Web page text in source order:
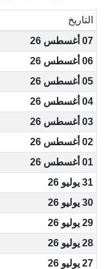
التاريخ
07 أغسطس 26
06 أغسطس 26
05 أغسطس 26
04 أغسطس 26
03 أغسطس 26
02 أغسطس 26
01 أغسطس 26
31 يوليو 26
30 يوليو 26
29 يوليو 26
28 يوليو 26
27 يوليو 26